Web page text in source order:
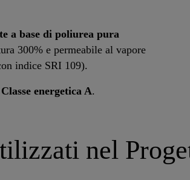
a base di poliurea pura
300% e permeabile al vapore
indice SRI 109).
energetica A.
nel